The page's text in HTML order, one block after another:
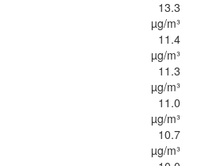
13.3
µg/m³
11.4
µg/m³
11.3
µg/m³
11.0
µg/m³
10.7
µg/m³